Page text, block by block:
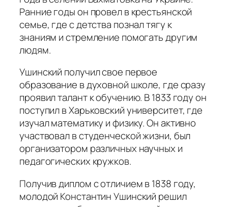
Ранние годы он провел в крестьянской
семье, где с детства познал тягу к
знаниям и стремление помогать другим
людям.
Ушинский получил свое первое
образование в духовной школе, где сразу
проявил талант к обучению. В 1833 году он
поступил в Харьковский университет, где
изучал математику и физику. Он активно
участвовал в студенческой жизни, был
организатором различных научных и
педагогических кружков.
Получив диплом с отличием в 1838 году,
молодой Константин Ушинский решил